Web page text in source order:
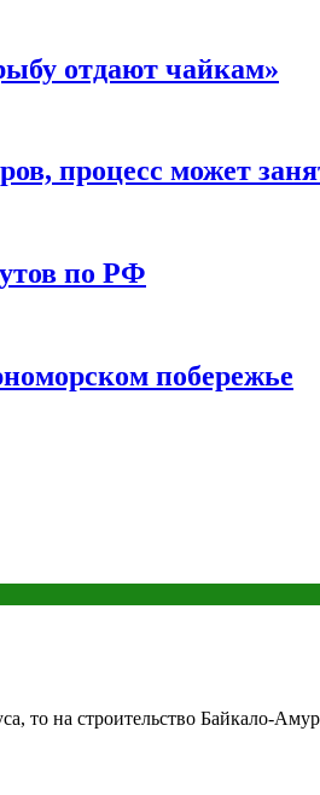
отдают чайкам»
процесс может
по РФ
побережье
то на строительство Байкало-